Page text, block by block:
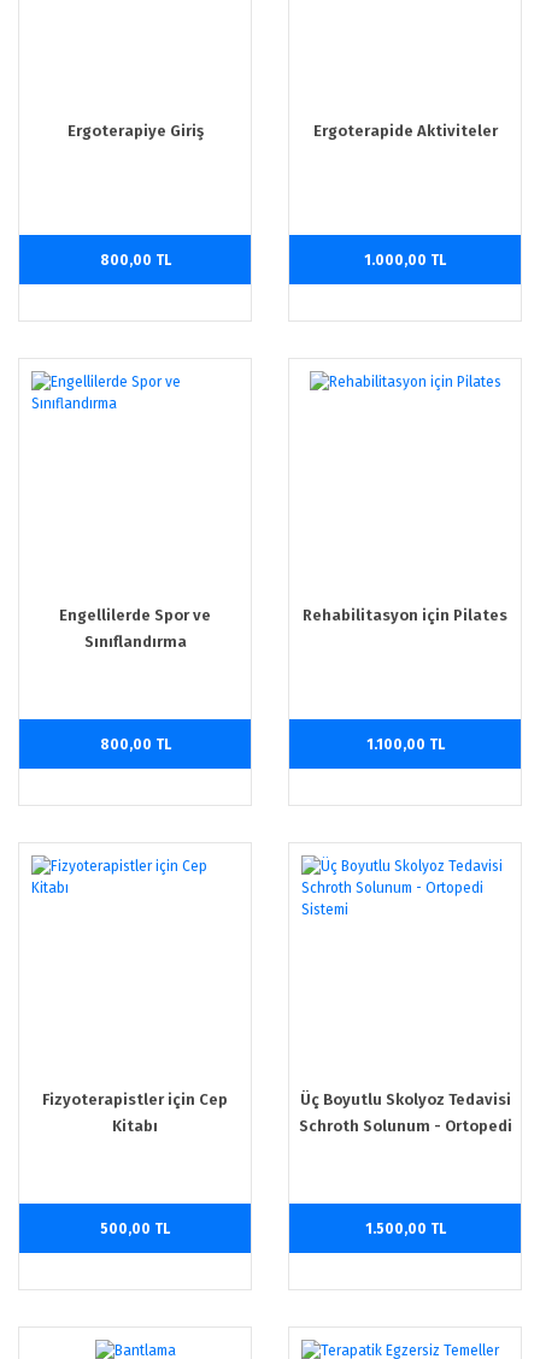
Ergoterapiye Giriş
800,00 TL
Ergoterapide Aktiviteler
1.000,00 TL
Engellilerde Spor ve
Sınıflandırma
800,00 TL
Rehabilitasyon için Pilates
1.100,00 TL
Fizyoterapistler için Cep
Kitabı
500,00 TL
Üç Boyutlu Skolyoz Tedavisi
Schroth Solunum - Ortopedi
1.500,00 TL